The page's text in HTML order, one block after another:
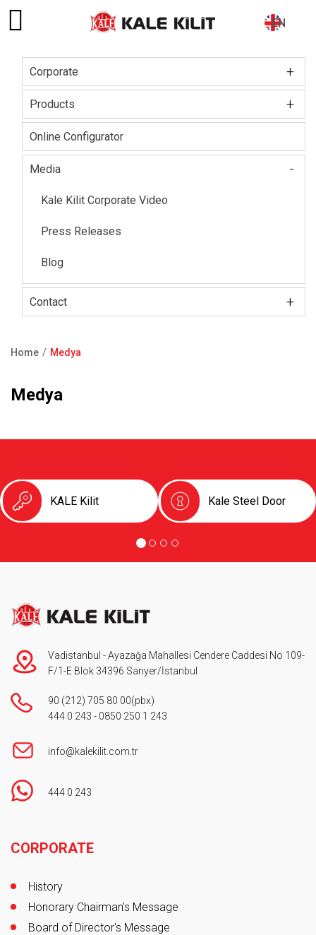
EN
Main
navigation
+
Corporate
Board of Directors
About The Company
Certifications
Social Responsibility
Our HR Vision
+
Products
Kale Locks
Kale Smart Lock
Electronic Lock Group
Kale Steel Door
Kale Steel Safe
Kale Door & Window Systems
Online Configurator
-
Media
Kale Kilit Corporate Video
Press Releases
Blog
+
Contact
F.A.Q
Home Medya
Medya
KALE Kilit Kale Steel Door
Vadistanbul - Ayazağa Mahallesi Cendere Caddesi No 109-
F/1-E Blok 34396 Sarıyer/İstanbul
90 (212) 705 80 00(pbx)
444 0 243 - 0850 250 1 243
info@kalekilit.com.tr
444 0 243
CORPORATE
History
Honorary Chairman's Message
Board of Director's Message